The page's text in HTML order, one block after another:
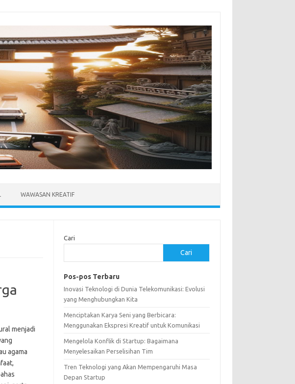
WAWASAN KREATIF
menjadi
agama
Cari
Cari
Pos-pos Terbaru
Inovasi Teknologi di Dunia Telekomunikasi: Evolusi
yang Menghubungkan Kita
Menciptakan Karya Seni yang Berbicara:
Menggunakan Ekspresi Kreatif untuk Komunikasi
Mengelola Konflik di Startup: Bagaimana
Menyelesaikan Perselisihan Tim
Tren Teknologi yang Akan Mempengaruhi Masa
Depan Startup